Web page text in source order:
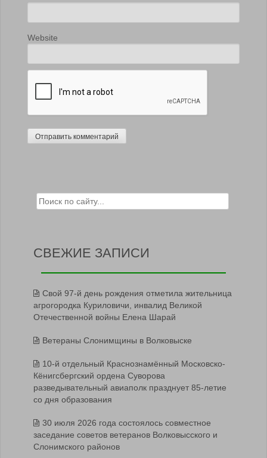
Website
Search for:
СВЕЖИЕ ЗАПИСИ
Свой 97-й день рождения отметила жительница
агрогородка Куриловичи, инвалид Великой
Отечественной войны Елена Шарай
Ветераны Слонимщины в Волковыске
10-й отдельный Краснознамённый Московско-
Кёнигсбергский ордена Суворова
разведывательный авиаполк празднует 85-летие
со дня образования
30 июля 2026 года состоялось совместное
заседание советов ветеранов Волковысского и
Слонимского районов